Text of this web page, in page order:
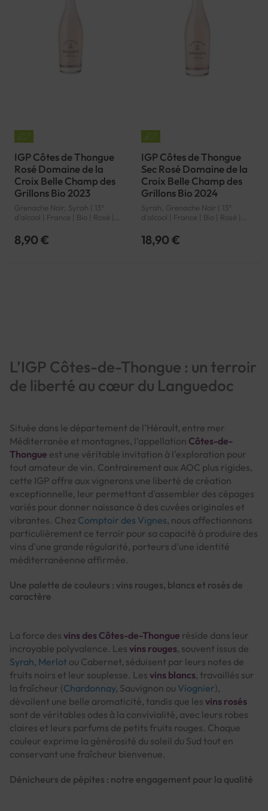
IGP Côtes de Thongue
Rosé Domaine de la
Croix Belle Champ des
Grillons Bio 2023
Grenache Noir, Syrah | 13°
d'alcool | France | Bio | Rosé |
de Thongue | IGP
8,90 €
IGP Côtes de Thongue
Sec Rosé Domaine de la
Croix Belle Champ des
Grillons Bio 2024
Syrah, Grenache Noir | 13°
d'alcool | France | Bio | Rosé |
de Thongue | IGP
18,90 €
L’IGP Côtes-de-Thongue : un terroir
de liberté au cœur du Languedoc
Située dans le département de l’Hérault, entre mer
Méditerranée et montagnes, l’appellation Côtes-de-
Thongue est une véritable invitation à l'exploration pour
tout amateur de vin. Contrairement aux AOC plus rigides,
cette IGP offre aux vignerons une liberté de création
exceptionnelle, leur permettant d'assembler des cépages
variés pour donner naissance à des cuvées originales et
vibrantes. Chez Comptoir des Vignes, nous affectionnons
particulièrement ce terroir pour sa capacité à produire des
vins d'une grande régularité, porteurs d'une identité
méditerranéenne affirmée.
Une palette de couleurs : vins rouges, blancs et rosés de
caractère
La force des vins des Côtes-de-Thongue réside dans leur
incroyable polyvalence. Les vins rouges, souvent issus de
Syrah, Merlot ou Cabernet, séduisent par leurs notes de
fruits noirs et leur souplesse. Les vins blancs, travaillés sur
la fraîcheur (Chardonnay, Sauvignon ou Viognier),
dévoilent une belle aromaticité, tandis que les vins rosés
sont de véritables odes à la convivialité, avec leurs robes
claires et leurs parfums de petits fruits rouges. Chaque
couleur exprime la générosité du soleil du Sud tout en
conservant une fraîcheur bienvenue.
Dénicheurs de pépites : notre engagement pour la qualité